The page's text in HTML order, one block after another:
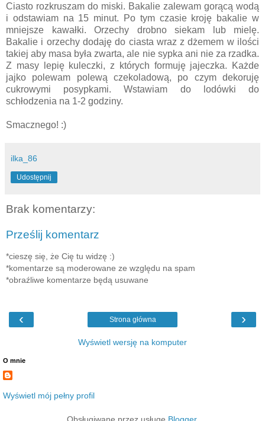
Ciasto rozkruszam do miski. Bakalie zalewam gorącą wodą
i odstawiam na 15 minut. Po tym czasie kroję bakalie w
mniejsze kawałki. Orzechy drobno siekam lub mielę.
Bakalie i orzechy dodaję do ciasta wraz z dżemem w ilości
takiej aby masa była zwarta, ale nie sypka ani nie za rzadka.
Z masy lepię kuleczki, z których formuję jajeczka. Każde
jajko polewam polewą czekoladową, po czym dekoruję
cukrowymi posypkami. Wstawiam do lodówki do
schłodzenia na 1-2 godziny.
Smacznego! :)
ilka_86
Udostępnij
Brak komentarzy:
Prześlij komentarz
*cieszę się, że Cię tu widzę :)
*komentarze są moderowane ze względu na spam
*obraźliwe komentarze będą usuwane
‹ ›
Strona główna
Wyświetl wersję na komputer
O mnie
Wyświetl mój pełny profil